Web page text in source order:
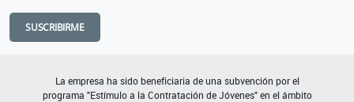
SUSCRIBIRME
La empresa ha sido beneficiaria de una subvención por el
programa "Estímulo a la Contratación de Jóvenes" en el ámbito